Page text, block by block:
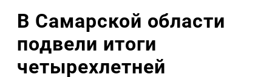
В Самарской области
подвели итоги
четырехлетней